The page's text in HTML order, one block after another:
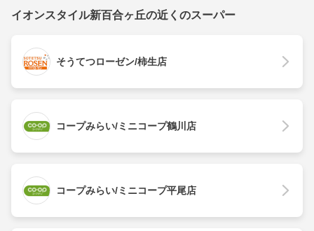
イオンスタイル新百合ヶ丘の近くのスーパー
そうてつローゼン/柿生店
コープみらい/ミニコープ鶴川店
コープみらい/ミニコープ平尾店